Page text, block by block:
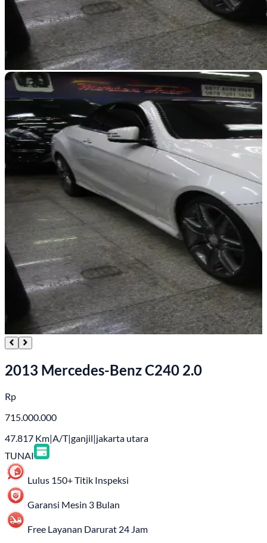
2013 Mercedes-Benz C240 2.0
Rp
715.000.000
47.817 Km|A/T|ganjil|jakarta utara
TUNAI
Lulus 150+ Titik Inspeksi
Garansi Mesin 3 Bulan
Free Layanan Darurat 24 Jam